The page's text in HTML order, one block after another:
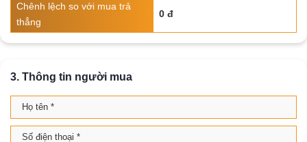
Chênh lệch so với mua trả
thẳng
0 đ
3. Thông tin người mua